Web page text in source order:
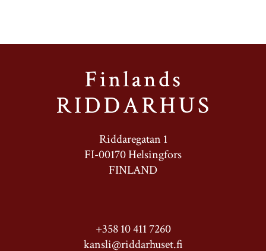
Riddaregatan 1
FI-00170 Helsingfors
FINLAND
+358 10 411 7260
kansli@riddarhuset.fi